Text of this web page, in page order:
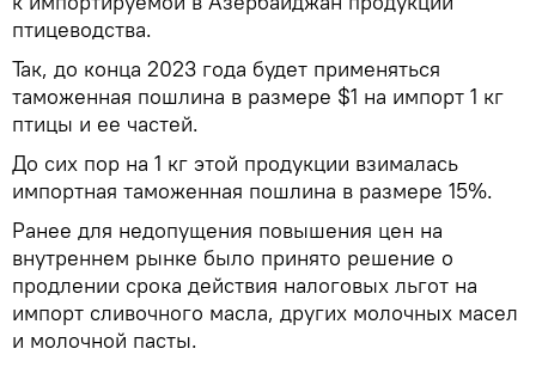
птицеводства.
Так, до конца 2023 года будет применяться
таможенная пошлина в размере $1 на импорт 1 кг
птицы и ее частей.
До сих пор на 1 кг этой продукции взималась
импортная таможенная пошлина в размере 15%.
Ранее для недопущения повышения цен на
внутреннем рынке было принято решение о
продлении срока действия налоговых льгот на
импорт сливочного масла, других молочных масел
и молочной пасты.